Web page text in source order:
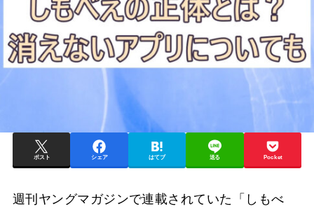
ポスト シェア はてブ 送る Pocket
週刊ヤングマガジンで連載されていた「しもべ